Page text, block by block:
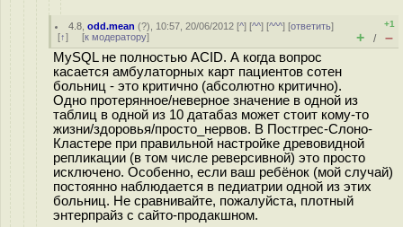
4.8 ,odd.mean (?), 10:57, 20/06/2012 [^] [^^] [^^^] [ответить]
[↑] [к модератору]
+1
+ / –
MySQL не полностью ACID. А когда вопрос
касается амбулаторных карт пациентов сотен
больниц - это критично (абсолютно критично).
Одно протерянное/неверное значение в одной из
таблиц в одной из 10 датабаз может стоит кому-то
жизни/здоровья/просто_нервов. В Постгрес-Слоно-
Кластере при правильной настройке древовидной
репликации (в том числе реверсивной) это просто
исключено. Особенно, если ваш ребёнок (мой случай)
постоянно наблюдается в педиатрии одной из этих
больниц. Не сравнивайте, пожалуйста, плотный
энтерпрайз с сайто-продакшном.